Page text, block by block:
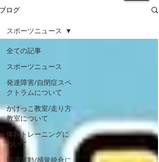
ログ
全ての記事
スポーツニュース
発達障害/自閉症スペ
クトラムについて
かけっこ教室/走り方
教室について
体幹トレーニングに
ついて
協調運動/感覚統合に
スポーツニュース